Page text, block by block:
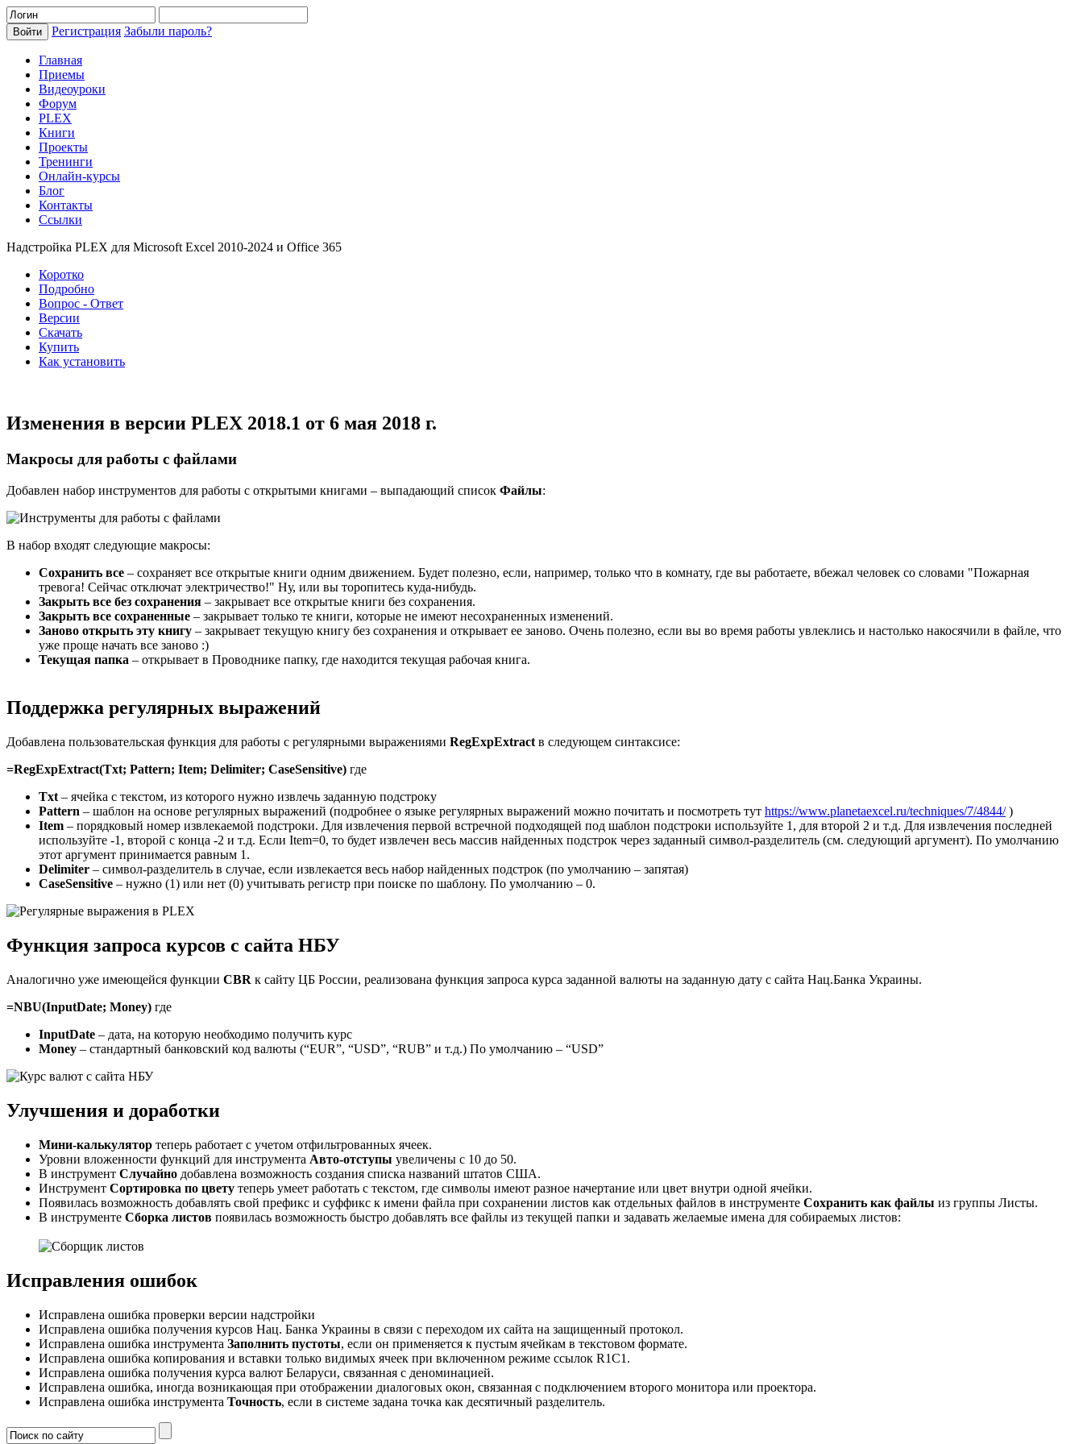
Регистрация Забыли пароль?
Главная
Приемы
Видеоуроки
Форум
PLEX
Книги
Проекты
Тренинги
Онлайн-курсы
Блог
Контакты
Ссылки
Надстройка PLEX для Microsoft Excel 2010-2024 и Office 365
Коротко
Подробно
Вопрос - Ответ
Версии
Скачать
Купить
Как установить
Изменения в версии PLEX 2018.1 от 6 мая 2018 г.
Макросы для работы с файлами
Добавлен набор инструментов для работы с открытыми книгами – выпадающий список Файлы:
В набор входят следующие макросы:
Сохранить все – сохраняет все открытые книги одним движением. Будет полезно, если, например, только что в комнату, где вы работаете, вбежал человек со словами "Пожарная
тревога! Сейчас отключат электричество!" Ну, или вы торопитесь куда-нибудь.
Закрыть все без сохранения – закрывает все открытые книги без сохранения.
Закрыть все сохраненные – закрывает только те книги, которые не имеют несохраненных изменений.
Заново открыть эту книгу – закрывает текущую книгу без сохранения и открывает ее заново. Очень полезно, если вы во время работы увлеклись и настолько накосячили в файле, что
уже проще начать все заново :)
Текущая папка – открывает в Проводнике папку, где находится текущая рабочая книга.
Поддержка регулярных выражений
Добавлена пользовательская функция для работы с регулярными выражениями RegExpExtract в следующем синтаксисе:
=RegExpExtract(Txt; Pattern; Item; Delimiter; CaseSensitive) где
Txt – ячейка с текстом, из которого нужно извлечь заданную подстроку
Pattern – шаблон на основе регулярных выражений (подробнее о языке регулярных выражений можно почитать и посмотреть тут https://www.planetaexcel.ru/techniques/7/4844/)
Item – порядковый номер извлекаемой подстроки. Для извлечения первой встречной подходящей под шаблон подстроки используйте 1, для второй 2 и т.д. Для извлечения последней
используйте -1, второй с конца -2 и т.д. Если Item=0, то будет извлечен весь массив найденных подстрок через заданный символ-разделитель (см. следующий аргумент). По умолчанию
этот аргумент принимается равным 1.
Delimiter – символ-разделитель в случае, если извлекается весь набор найденных подстрок (по умолчанию – запятая)
CaseSensitive – нужно (1) или нет (0) учитывать регистр при поиске по шаблону. По умолчанию – 0.
Функция запроса курсов с сайта НБУ
Аналогично уже имеющейся функции CBR к сайту ЦБ России, реализована функция запроса курса заданной валюты на заданную дату с сайта Нац.Банка Украины.
=NBU(InputDate; Money) где
InputDate – дата, на которую необходимо получить курс
Money – стандартный банковский код валюты (“EUR”, “USD”, “RUB” и т.д.) По умолчанию – “USD”
Улучшения и доработки
Мини-калькулятор теперь работает с учетом отфильтрованных ячеек.
Уровни вложенности функций для инструмента Авто-отступы увеличены с 10 до 50.
В инструмент Случайно добавлена возможность создания списка названий штатов США.
Инструмент Сортировка по цвету теперь умеет работать с текстом, где символы имеют разное начертание или цвет внутри одной ячейки.
Появилась возможность добавлять свой префикс и суффикс к имени файла при сохранении листов как отдельных файлов в инструменте Сохранить как файлы из группы Листы.
В инструменте Сборка листов появилась возможность быстро добавлять все файлы из текущей папки и задавать желаемые имена для собираемых листов:
Исправления ошибок
Исправлена ошибка проверки версии надстройки
Исправлена ошибка получения курсов Нац. Банка Украины в связи с переходом их сайта на защищенный протокол.
Исправлена ошибка инструмента Заполнить пустоты, если он применяется к пустым ячейкам в текстовом формате.
Исправлена ошибка копирования и вставки только видимых ячеек при включенном режиме ссылок R1C1.
Исправлена ошибка получения курса валют Беларуси, связанная с деноминацией.
Исправлена ошибка, иногда возникающая при отображении диалоговых окон, связанная с подключением второго монитора или проектора.
Исправлена ошибка инструмента Точность, если в системе задана точка как десятичный разделитель.